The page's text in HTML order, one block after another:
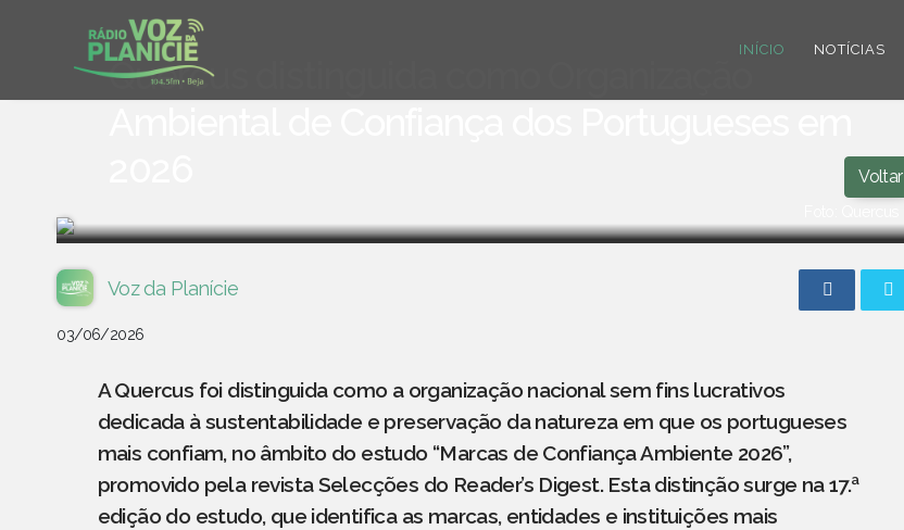
INÍCIO NOTÍCIAS
Voltar
Quercus distinguida como Organização
Voz da Planície
03/06/2026
A Quercus foi distinguida como a organização nacional sem fins lucrativos
dedicada à sustentabilidade e preservação da natureza em que os portugueses
mais confiam, no âmbito do estudo “Marcas de Confiança Ambiente 2026”,
promovido pela revista Selecções do Reader’s Digest. Esta distinção surge na 17.ª
edição do estudo, que identifica as marcas, entidades e instituições mais